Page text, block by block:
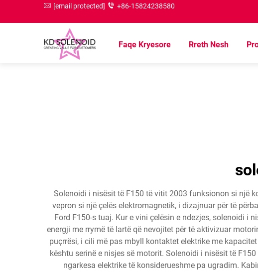
[email protected] +86-15824238580
Faqe Kryesore Rreth Nesh
Solenoidi i nisësit të F150 të vitit 2003 funksionon si një
vepron si një çelës elektromagnetik, i dizajnuar për të
Ford F150-s tuaj. Kur e vini çelësin e ndezjes, solenoidi i
energji me rrymë të lartë që nevojitet për të aktivizuar
puçrrësi, i cili më pas mbyll kontaktet elektrike me
kështu serinë e nisjes së motorit. Solenoidi i nisësit të
ngarkesa elektrike të konsiderueshme pa ugradim.